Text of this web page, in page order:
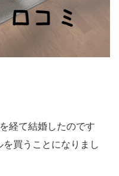
経て結婚したのです
買うことになりまし